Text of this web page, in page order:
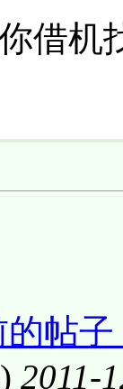
借机
帖
2011-